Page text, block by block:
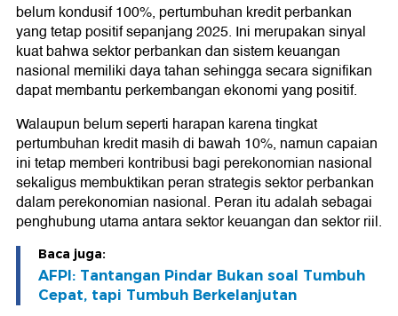
belum kondusif 100%, pertumbuhan kredit perbankan
yang tetap positif sepanjang 2025. Ini merupakan sinyal
kuat bahwa sektor perbankan dan sistem keuangan
nasional memiliki daya tahan sehingga secara signifikan
dapat membantu perkembangan ekonomi yang positif.
Walaupun belum seperti harapan karena tingkat
pertumbuhan kredit masih di bawah 10%, namun capaian
ini tetap memberi kontribusi bagi perekonomian nasional
sekaligus membuktikan peran strategis sektor perbankan
dalam perekonomian nasional. Peran itu adalah sebagai
penghubung utama antara sektor keuangan dan sektor riil.
Baca juga:
AFPI: Tantangan Pindar Bukan soal Tumbuh
Cepat, tapi Tumbuh Berkelanjutan